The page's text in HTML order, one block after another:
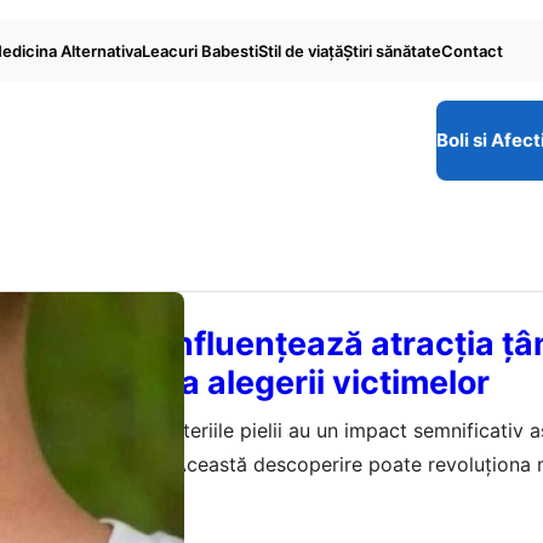
AlternativaLeacuri BabestiStil de viaţăŞtiri sănătateContact
Boli si
pielii influențează atracția
asupra alegerii victimelor
dezvăluie că bacteriile pielii au un impact semnificativ
pentru țânțari. Această descoperire poate revoluționa
transmise de aceste insecte.